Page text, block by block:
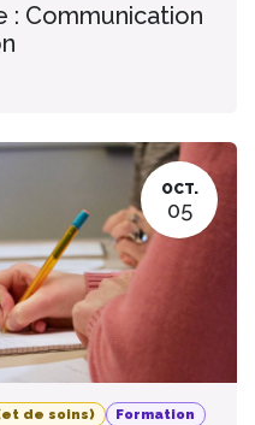
: Communication
OCT.
05
de soins) Formation